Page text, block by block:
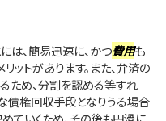
は、簡易迅速に、かつ費用も
ットがあります。また、弁済の
ため、分割を認める等すれ
債権回収手段となりうる場合